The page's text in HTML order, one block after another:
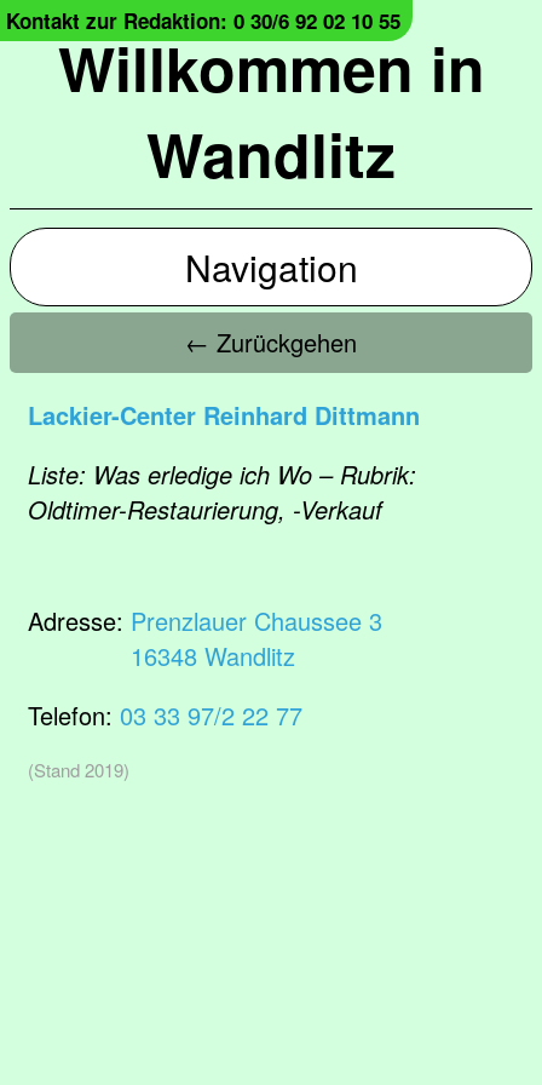
Willkommen in
Wandlitz
Kontakt zur Redaktion: 0 30/6 92 02 10 55
Navigation
← Zurückgehen
Lackier-Center Reinhard Dittmann
Liste: Was erledige ich Wo – Rubrik:
Oldtimer-Restaurierung, -Verkauf
Adresse: Prenzlauer Chaussee 3
16348 Wandlitz
Telefon: 03 33 97/2 22 77
(Stand 2019)